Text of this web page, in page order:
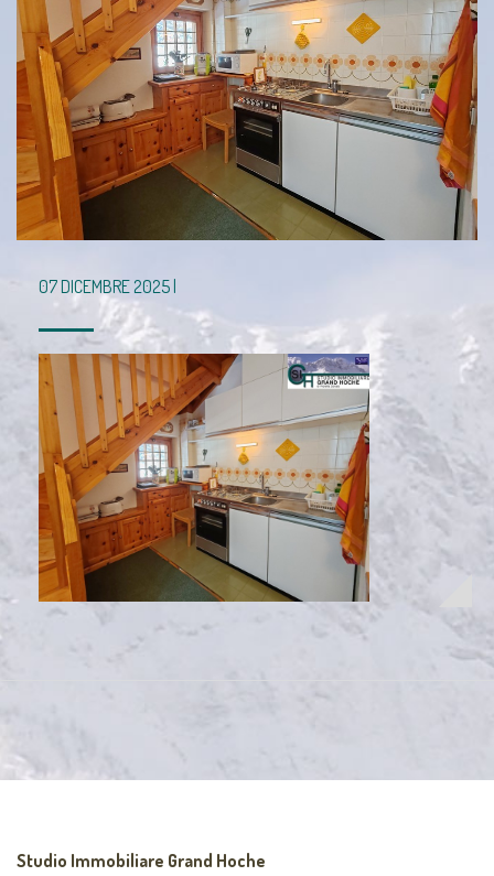
07 DICEMBRE 2025 |
Studio Immobiliare Grand Hoche